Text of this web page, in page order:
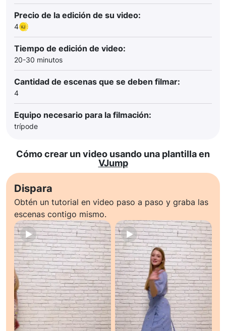
Precio de la edición de su video:
4
Tiempo de edición de video:
20-30 minutos
Cantidad de escenas que se deben filmar:
4
Equipo necesario para la filmación:
trípode
Cómo crear un video usando una plantilla en
VJump
Dispara
Obtén un tutorial en video paso a paso y graba las
escenas contigo mismo.